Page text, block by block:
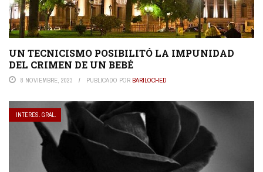
UN TECNICISMO POSIBILITÓ LA IMPUNIDAD
DEL CRIMEN DE UN BEBÉ
8 NOVIEMBRE, 2023 PUBLICADO POR BARILOCHED
INTERES. GRAL.